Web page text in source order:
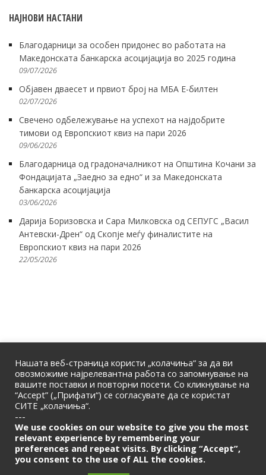
НАЈНОВИ НАСТАНИ
Благодарници за особен придонес во работата на
Македонската банкарска асоцијација во 2025 година
09/07/2026
Објавен дваесет и првиот број на МБА Е-билтен
02/07/2026
Свечено одбележување на успехот на најдобрите
тимови од Европскиот квиз на пари 2026
09/06/2026
Благодарница од градоначалникот на Општина Кочани за
Фондацијата „Заедно за едно“ и за Македонската
банкарска асоцијација
03/06/2026
Дарија Боризовска и Сара Милковска од СЕПУГС „Васил
Антевски-Дрен“ од Скопје меѓу финалистите на
Европскиот квиз на пари 2026
22/05/2026
ПОЧЕТНА
© 2026 | Македонска Банкарска Асоцијација
Само за членови
Нашата веб-страница користи „колачиња“ за да ви
овозможиме најрелевантна работа со запомнување на
вашите поставки и повторни посети. Со кликнување на
“Accept” („Прифати“) се согласувате да се користат
СИТЕ „колачиња“.
---
We use cookies on our website to give you the most
relevant experience by remembering your
preferences and repeat visits. By clicking “Accept”,
you consent to the use of ALL the cookies.